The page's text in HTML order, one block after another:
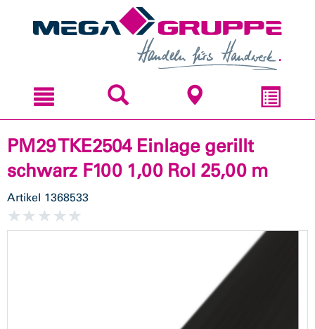
PM29 TKE2504 Einlage gerillt
schwarz F100 1,00 Rol 25,00 m
Artikel 1368533